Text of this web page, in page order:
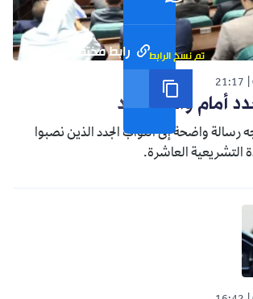
رابط مختصر تم نسخ الرابط
21:17
أمام واقع جديد
رسالة واضحة إلى النواب الجدد الذين نصبوا
التشريعية العاشرة.